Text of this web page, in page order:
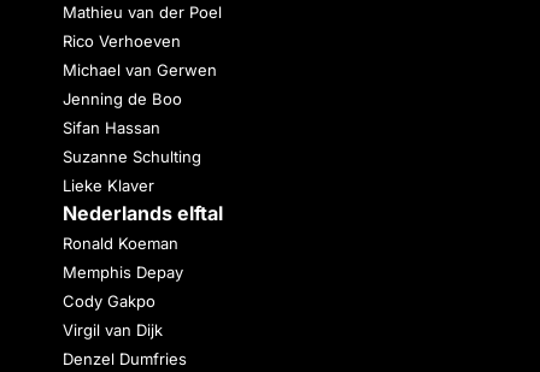
Mathieu van der Poel
Rico Verhoeven
Michael van Gerwen
Jenning de Boo
Sifan Hassan
Suzanne Schulting
Lieke Klaver
Nederlands elftal
Ronald Koeman
Memphis Depay
Cody Gakpo
Virgil van Dijk
Denzel Dumfries